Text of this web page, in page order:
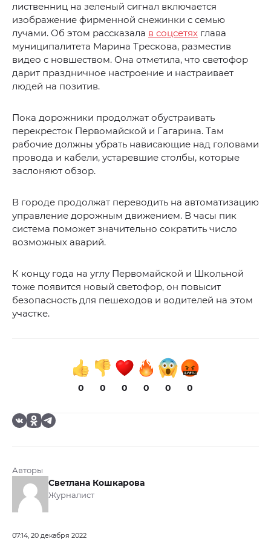
лиственниц на зеленый сигнал включается
изображение фирменной снежинки с семью
лучами. Об этом рассказала в соцсетях глава
муниципалитета Марина Трескова, разместив
видео с новшеством. Она отметила, что светофор
дарит праздничное настроение и настраивает
людей на позитив.
Пока дорожники продолжат обустраивать
перекресток Первомайской и Гагарина. Там
рабочие должны убрать нависающие над головами
провода и кабели, устаревшие столбы, которые
заслоняют обзор.
В городе продолжат переводить на автоматизацию
управление дорожным движением. В часы пик
система поможет значительно сократить число
возможных аварий.
К концу года на углу Первомайской и Школьной
тоже появится новый светофор, он повысит
безопасность для пешеходов и водителей на этом
участке.
0 0 0 0 0 0
Авторы
Светлана Кошкарова
Журналист
07:14, 20 декабря 2022